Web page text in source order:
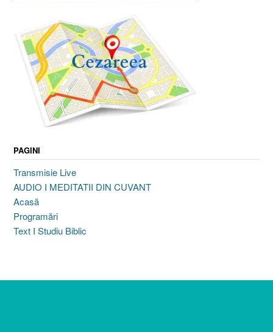
PAGINI
Transmisie Live
AUDIO I MEDITATII DIN CUVANT
Acasă
Programări
Text I Studiu Biblic